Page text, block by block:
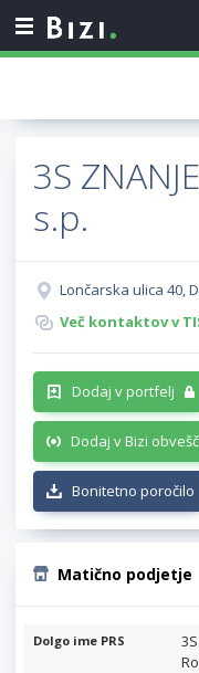
3S
s.p.
Lončarska ulica 40,
Več kontaktov v
Dodaj v portfelj
Dodaj v Bizi
Bonitetno poročilo
Matično podjetje
Dolgo ime PRS